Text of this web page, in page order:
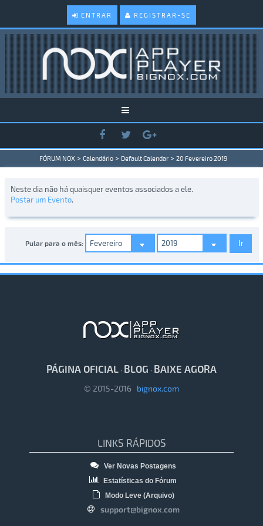
ENTRAR REGISTRAR-SE
FÓRUM NOX > Calendário > Default Calendar > 20 Fevereiro 2019
Neste dia não há quaisquer eventos associados a ele.
Postar um Evento.
Pular para o mês:
PÁGINA OFICIAL · BLOG · BAIXE AGORA
© 2015-2016 bignox.com
LINKS RÁPIDOS
Ver Novas Postagens
Estatísticas do Fórum
Modo Leve (Arquivo)
support@bignox.com